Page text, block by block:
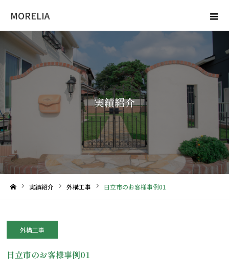
MORELIA
実績紹介
実績紹介 外構工事 日立市のお客様事例01
外構工事
日立市のお客様事例01